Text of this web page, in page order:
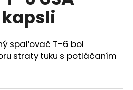
spaľovač T-6 bol
straty tuku s potláčaním